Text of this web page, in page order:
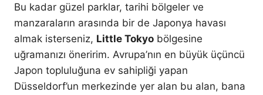
Bu kadar güzel parklar, tarihi bölgeler ve
manzaraların arasında bir de Japonya havası
almak isterseniz, Little Tokyo bölgesine
uğramanızı öneririm. Avrupa’nın en büyük üçüncü
Japon topluluğuna ev sahipliği yapan
Düsseldorf’un merkezinde yer alan bu alan, bana